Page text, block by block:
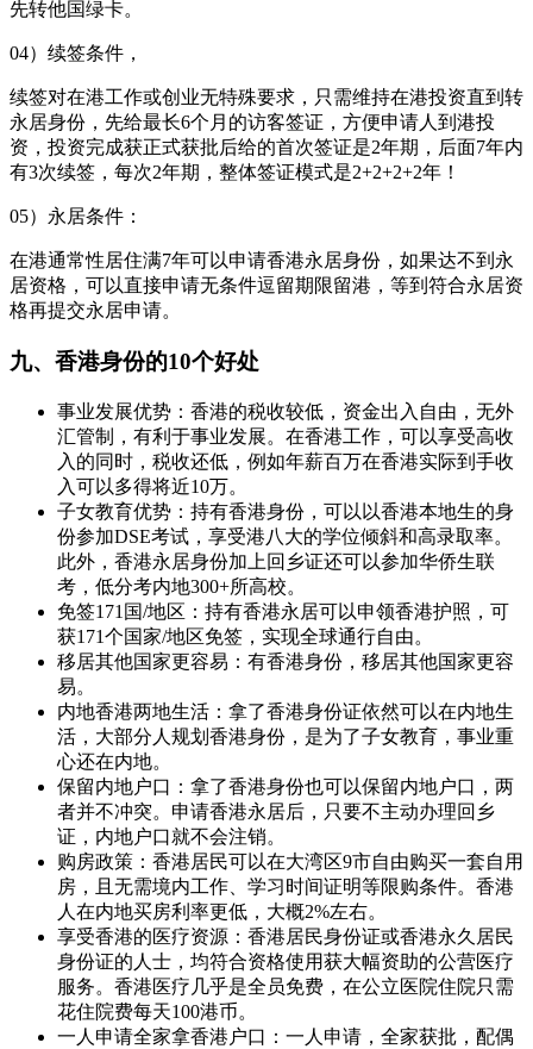
先转他国绿卡。
04）续签条件，
续签对在港工作或创业无特殊要求，只需维持在港投资直到转
永居身份，先给最长6个月的访客签证，方便申请人到港投
资，投资完成获正式获批后给的首次签证是2年期，后面7年内
有3次续签，每次2年期，整体签证模式是2+2+2+2年！
05）永居条件：
在港通常性居住满7年可以申请香港永居身份，如果达不到永
居资格，可以直接申请无条件逗留期限留港，等到符合永居资
格再提交永居申请。
九、香港身份的10个好处
事业发展优势：香港的税收较低，资金出入自由，无外
汇管制，有利于事业发展。在香港工作，可以享受高收
入的同时，税收还低，例如年薪百万在香港实际到手收
入可以多得将近10万。
子女教育优势：持有香港身份，可以以香港本地生的身
份参加DSE考试，享受港八大的学位倾斜和高录取率。
此外，香港永居身份加上回乡证还可以参加华侨生联
考，低分考内地300+所高校。
免签171国/地区：持有香港永居可以申领香港护照，可
获171个国家/地区免签，实现全球通行自由。
移居其他国家更容易：有香港身份，移居其他国家更容
易。
内地香港两地生活：拿了香港身份证依然可以在内地生
活，大部分人规划香港身份，是为了子女教育，事业重
心还在内地。
保留内地户口：拿了香港身份也可以保留内地户口，两
者并不冲突。申请香港永居后，只要不主动办理回乡
证，内地户口就不会注销。
购房政策：香港居民可以在大湾区9市自由购买一套自用
房，且无需境内工作、学习时间证明等限购条件。香港
人在内地买房利率更低，大概2%左右。
享受香港的医疗资源：香港居民身份证或香港永久居民
身份证的人士，均符合资格使用获大幅资助的公营医疗
服务。香港医疗几乎是全员免费，在公立医院住院只需
花住院费每天100港币。
一人申请全家拿香港户口：一人申请，全家获批，配偶